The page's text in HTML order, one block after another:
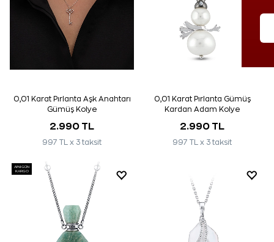
0,01 Karat Pırlanta Aşk Anahtarı
Gümüş Kolye
2.990 TL
997 TL x 3 taksit
0,01 Karat Pırlanta Gümüş
Kardan Adam Kolye
2.990 TL
997 TL x 3 taksit
AYNI GÜN
KARGO